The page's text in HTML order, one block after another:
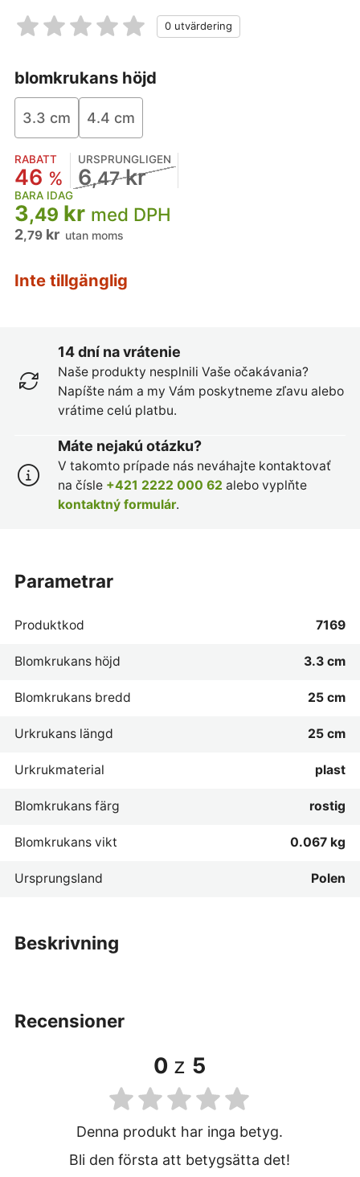
blomkrukans höjd
3.3 cm 4.4 cm
RABATT
46 %
URSPRUNGLIGEN
6,47kr
BARA IDAG
3,49 kr med DPH
2,79kr utan moms
Inte tillgänglig
14 dní na vrátenie
Naše produkty nesplnili Vaše očakávania?
Napíšte nám a my Vám poskytneme zľavu alebo
vrátime celú platbu.
Máte nejakú otázku?
V takomto prípade nás neváhajte kontaktovať
na čísle +421 2222 000 62 alebo vyplňte
kontaktný formulár.
beskrivning
parametrar
Produktkod 7169
Blomkrukans höjd 3.3 cm
Blomkrukans bredd 25 cm
Urkrukans längd 25 cm
Urkrukmaterial plast
Blomkrukans färg rostig
Blomkrukans vikt 0.067 kg
Ursprungsland Polen
recensioner
0 z 5
Denna produkt har inga betyg.
Bli den första att betygsätta det!